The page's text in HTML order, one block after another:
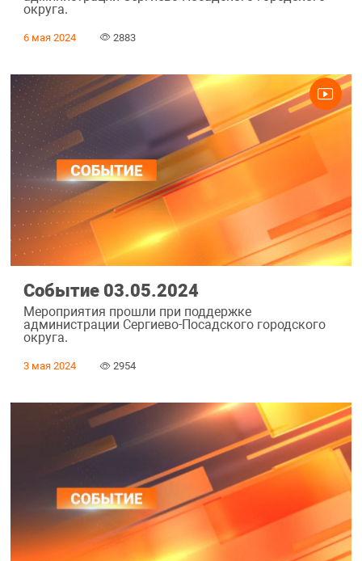
округа.
6 мая 2024 2883
Событие 03.05.2024
Мероприятия прошли при поддержке
администрации Сергиево-Посадского городского
округа.
3 мая 2024 2954